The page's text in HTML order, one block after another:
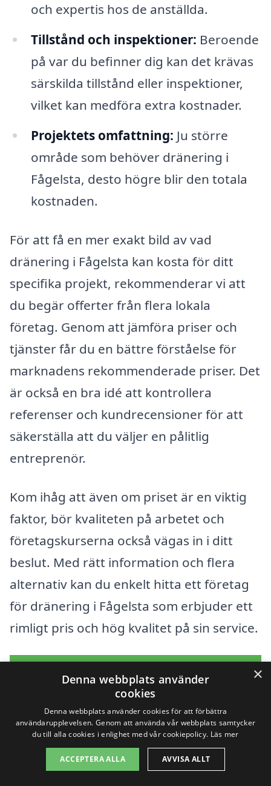
och expertis hos de anställda.
Tillstånd och inspektioner: Beroende
på var du befinner dig kan det krävas
särskilda tillstånd eller inspektioner,
vilket kan medföra extra kostnader.
Projektets omfattning: Ju större
område som behöver dränering i
Fågelsta, desto högre blir den totala
kostnaden.
För att få en mer exakt bild av vad
dränering i Fågelsta kan kosta för ditt
specifika projekt, rekommenderar vi att
du begär offerter från flera lokala
företag. Genom att jämföra priser och
tjänster får du en bättre förståelse för
marknadens rekommenderade priser. Det
är också en bra idé att kontrollera
referenser och kundrecensioner för att
säkerställa att du väljer en pålitlig
entreprenör.
Kom ihåg att även om priset är en viktig
faktor, bör kvaliteten på arbetet och
företagskurserna också vägas in i ditt
beslut. Med rätt information och flera
alternativ kan du enkelt hitta ett företag
för dränering i Fågelsta som erbjuder ett
rimligt pris och hög kvalitet på sin service.
Få 3 erbjudanden, gratis och utan
Sök efter en
×
Denna webbplats använder
cookies
Denna webbplats använder cookies för att förbättra
användarupplevelsen. Genom att använda vår webbplats samtycker
du till alla cookies i enlighet med vår cookiepolicy. Läs mer
ACCEPTERA ALLA AVVISA ALLT